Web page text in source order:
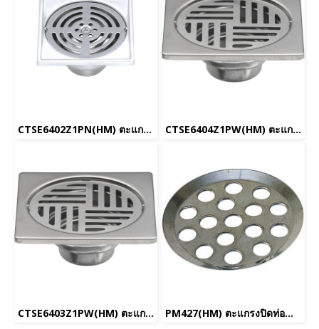
CTSE6402Z1PN(HM) ตะแกรงน้ำทิ้งสเเตนเลสเหลี่ยมหน้าแปลน 3.5 นิ้ว CTSE6404Z1PW(HM) ตะแกรงน้ำทิ้งสเเตนเลสเหลี่ยมหน้าแปลน 3.5 นิ้ว
CTSE6403Z1PW(HM) ตะแกรงน้ำทิ้งสเเตนเลสเหลี่ยมหน้าแปลน 4 นิ้ว PM427(HM) ตะแกรงปิดท่อน้ำทิ้ง ขนาด3นิ้ว รุ่น HOTEL_ยกเลิกการผลิต